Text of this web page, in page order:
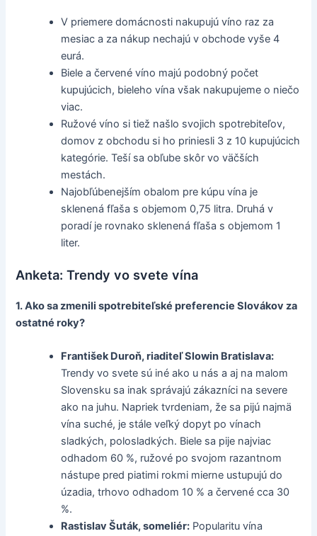
V priemere domácnosti nakupujú víno raz za
mesiac a za nákup nechajú v obchode vyše 4
eurá.
Biele a červené víno majú podobný počet
kupujúcich, bieleho vína však nakupujeme o niečo
viac.
Ružové víno si tiež našlo svojich spotrebiteľov,
domov z obchodu si ho priniesli 3 z 10 kupujúcich
kategórie. Teší sa obľube skôr vo väčších
mestách.
Najobľúbenejším obalom pre kúpu vína je
sklenená fľaša s objemom 0,75 litra. Druhá v
poradí je rovnako sklenená fľaša s objemom 1
liter.
Anketa: Trendy vo svete vína
1. Ako sa zmenili spotrebiteľské preferencie Slovákov za
ostatné roky?
František Duroň, riaditeľ Slowin Bratislava:
Trendy vo svete sú iné ako u nás a aj na malom
Slovensku sa inak správajú zákazníci na severe
ako na juhu. Napriek tvrdeniam, že sa pijú najmä
vína suché, je stále veľký dopyt po vínach
sladkých, polosladkých. Biele sa pije najviac
odhadom 60 %, ružové po svojom razantnom
nástupe pred piatimi rokmi mierne ustupujú do
úzadia, trhovo odhadom 10 % a červené cca 30
%.
Rastislav Šuták, someliér: Popularitu vína